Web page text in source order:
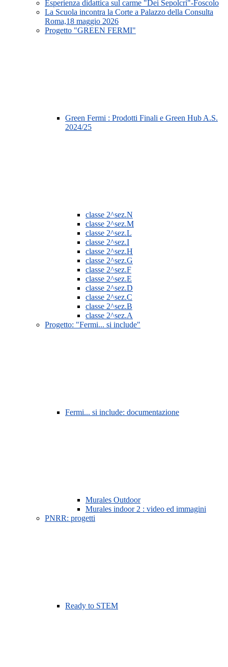
Esperienza didattica sul carme "Dei Sepolcri"-Foscolo
La Scuola incontra la Corte a Palazzo della Consulta
Roma,18 maggio 2026
Progetto "GREEN FERMI"
Green Fermi : Prodotti Finali e Green Hub A.S.
2024/25
classe 2^sez.N
classe 2^sez.M
classe 2^sez.L
classe 2^sez.I
classe 2^sez.H
classe 2^sez.G
classe 2^sez.F
classe 2^sez.E
classe 2^sez.D
classe 2^sez.C
classe 2^sez.B
classe 2^sez.A
Progetto: "Fermi... si include"
Fermi... si include: documentazione
Murales Outdoor
Murales indoor 2 : video ed immagini
PNRR: progetti
Ready to STEM